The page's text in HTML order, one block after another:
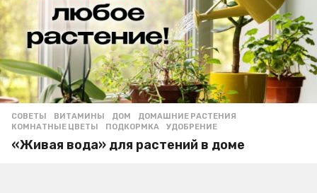
СОВЕТЫ ВИТАМИНЫ ,ДОМ ,ДОМАШНИЕ РАСТЕНИЯ
КОМНАТНЫЕ ЦВЕТЫ
,ПОДКОРМКА ,УДОБРЕНИЕ
«Живая вода» для растений в доме